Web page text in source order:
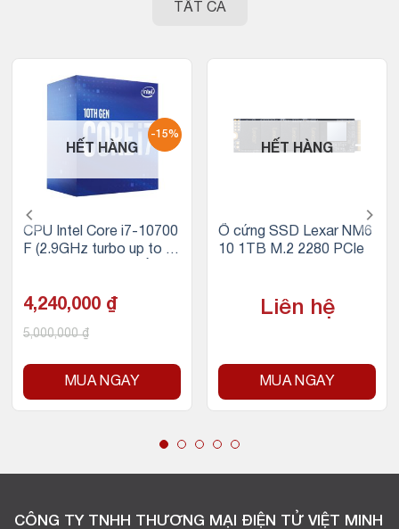
TẤT CẢ
-15%
HẾT HÀNG
CPU Intel Core i7-10700
F (2.9GHz turbo up to 4.
ket Intel LGA 1200
4,240,000 ₫
5,000,000₫
MUA NGAY
HẾT HÀNG
Ổ cứng SSD Lexar NM6
10 1TB M.2 2280 PCIe
Liên hệ
MUA NGAY
CÔNG TY TNHH THƯƠNG MẠI ĐIỆN TỬ VIỆT MINH